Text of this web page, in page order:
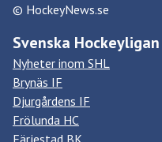
© HockeyNews.se
Svenska Hockeyligan
Nyheter inom SHL
Brynäs IF
Djurgårdens IF
Frölunda HC
Färjestad BK